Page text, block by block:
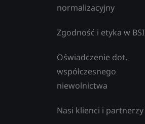
normalizacyjny
Zgodność i etyka w BSI
Oświadczenie dot.
współczesnego
niewolnictwa
Nasi klienci i partnerzy